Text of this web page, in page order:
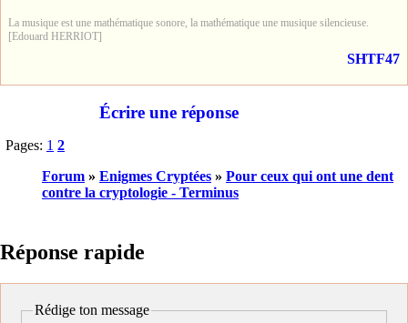
La musique est une mathématique sonore, la mathématique une musique silencieuse.
[Edouard HERRIOT]
SHTF47
Écrire une réponse
Pages: 1 2
Forum » Enigmes Cryptées » Pour ceux qui ont une dent
contre la cryptologie - Terminus
Réponse rapide
Rédige ton message